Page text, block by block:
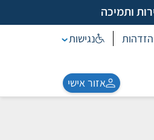
ותמיכה
הזדהות נגישות
אזור אישי